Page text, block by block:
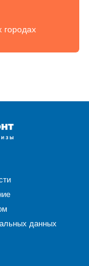
городах
данных